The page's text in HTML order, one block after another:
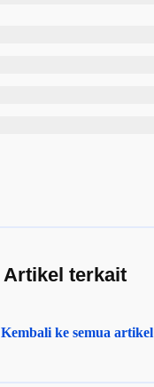
Artikel terkait
Kembali ke semua artikel